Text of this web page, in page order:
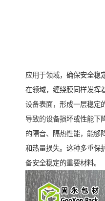
应用于领域，确保安全稳
在领域，缠绕膜同样发挥
设备表面，形成一层稳定
导致的设备损坏或性能下
的隔音、隔热性能，能够
和热量损失。这种多重保
备安全稳定的重要材料。